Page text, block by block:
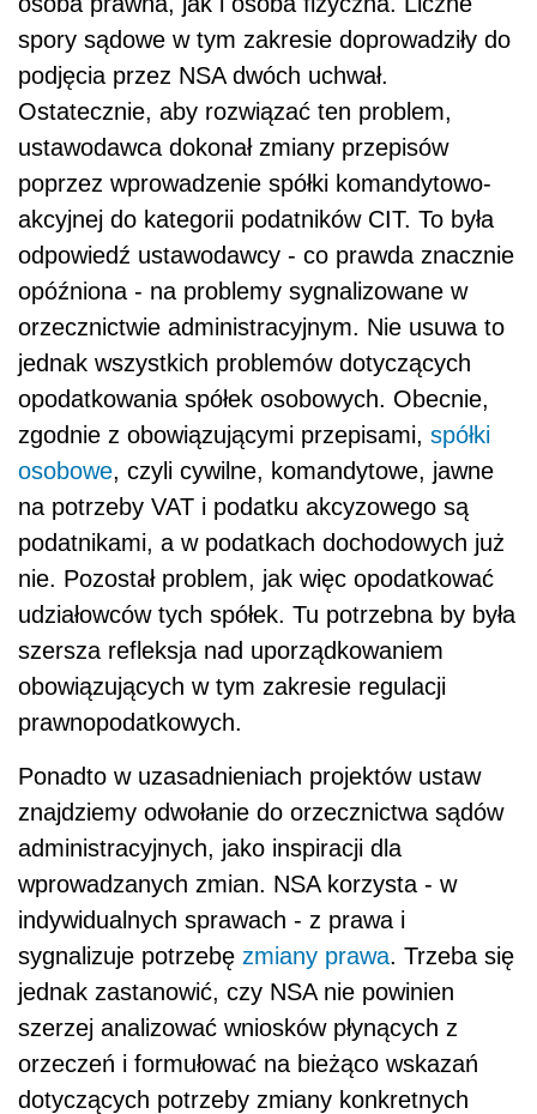
spory sądowe w tym zakresie doprowadziły do
podjęcia przez NSA dwóch uchwał.
Ostatecznie, aby rozwiązać ten problem,
ustawodawca dokonał zmiany przepisów
poprzez wprowadzenie spółki komandytowo-
akcyjnej do kategorii podatników CIT. To była
odpowiedź ustawodawcy - co prawda znacznie
opóźniona - na problemy sygnalizowane w
orzecznictwie administracyjnym. Nie usuwa to
jednak wszystkich problemów dotyczących
opodatkowania spółek osobowych. Obecnie,
zgodnie z obowiązującymi przepisami, spółki
osobowe, czyli cywilne, komandytowe, jawne
na potrzeby VAT i podatku akcyzowego są
podatnikami, a w podatkach dochodowych już
nie. Pozostał problem, jak więc opodatkować
udziałowców tych spółek. Tu potrzebna by była
szersza refleksja nad uporządkowaniem
obowiązujących w tym zakresie regulacji
prawnopodatkowych.
Ponadto w uzasadnieniach projektów ustaw
znajdziemy odwołanie do orzecznictwa sądów
administracyjnych, jako inspiracji dla
wprowadzanych zmian. NSA korzysta - w
indywidualnych sprawach - z prawa i
sygnalizuje potrzebę zmiany prawa. Trzeba się
jednak zastanowić, czy NSA nie powinien
szerzej analizować wniosków płynących z
orzeczeń i formułować na bieżąco wskazań
dotyczących potrzeby zmiany konkretnych